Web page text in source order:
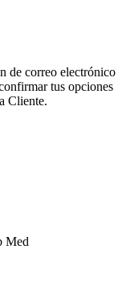
de correo electrónico
tus opciones
Cliente.
Med